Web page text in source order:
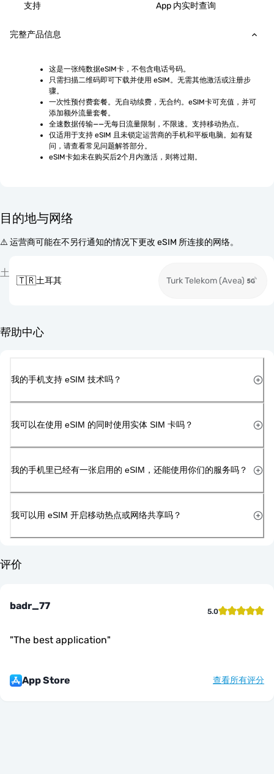
支持 App 内实时查询
完整产品信息
这是一张纯数据eSIM卡，不包含电话号码。
只需扫描二维码即可下载并使用 eSIM。无需其他激活或注册步
骤。
一次性预付费套餐。无自动续费，无合约。eSIM卡可充值，并可
添加额外流量套餐。
全速数据传输——无每日流量限制，不限速。支持移动热点。
仅适用于支持 eSIM 且未锁定运营商的手机和平板电脑。如有疑
问，请查看常见问题解答部分。
eSIM卡如未在购买后2个月内激活，则将过期。
目的地与网络
⚠️ 运营商可能在不另行通知的情况下更改 eSIM 所连接的网络。
土
🇹🇷土耳其 Turk Telekom (Avea)
帮助中心
我的手机支持 eSIM 技术吗？
我可以在使用 eSIM 的同时使用实体 SIM 卡吗？
我的手机里已经有一张启用的 eSIM，还能使用你们的服务吗？
我可以用 eSIM 开启移动热点或网络共享吗？
评价
badr_77 5.0
"The best application"
App Store 查看所有评分